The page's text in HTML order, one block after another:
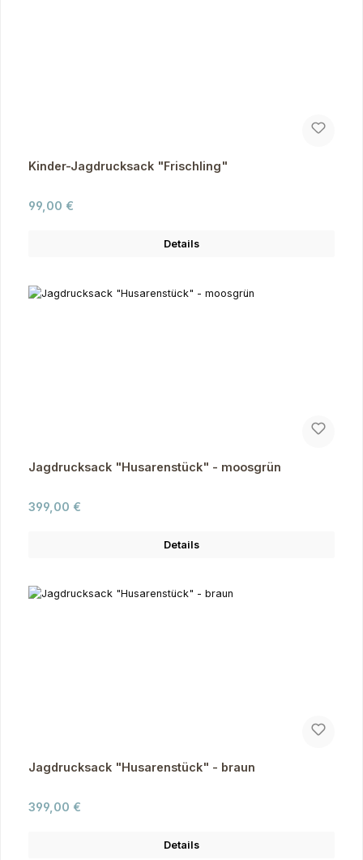
Kinder-Jagdrucksack "Frischling"
Regulärer Preis:
99,00 €
Details
Jagdrucksack "Husarenstück" - moosgrün
Regulärer Preis:
399,00 €
Details
Jagdrucksack "Husarenstück" - braun
Regulärer Preis:
399,00 €
Details